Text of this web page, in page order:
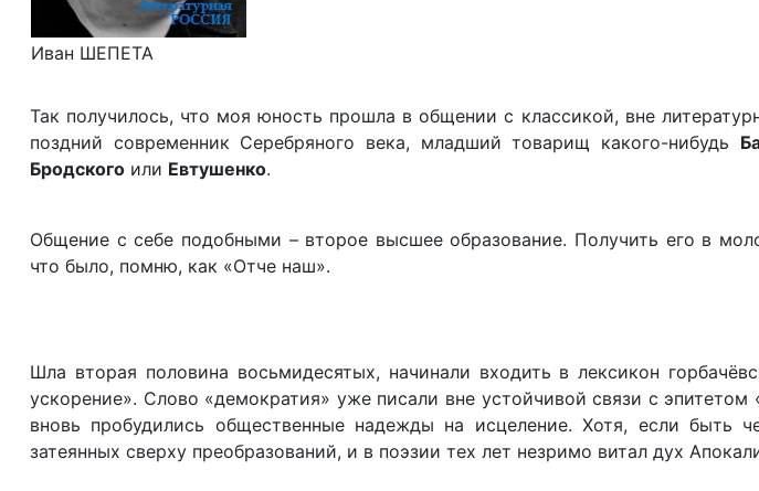
Иван ШЕПЕТА
Так получилось, что моя юность прошла в общении с классикой, вне
поздний современник Серебряного века, младший товарищ какого-нибудь
Бродского или Евтушенко.
Общение с себе подобными – второе высшее образование. Получить его в
что было, помню, как «Отче наш».
Шла вторая половина восьмидесятых, начинали входить в лексикон
ускорение». Слово «демократия» уже писали вне устойчивой связи с эпитетом
вновь пробудились общественные надежды на исцеление. Хотя, если быть
затеянных сверху преобразований, и в поэзии тех лет незримо витал дух